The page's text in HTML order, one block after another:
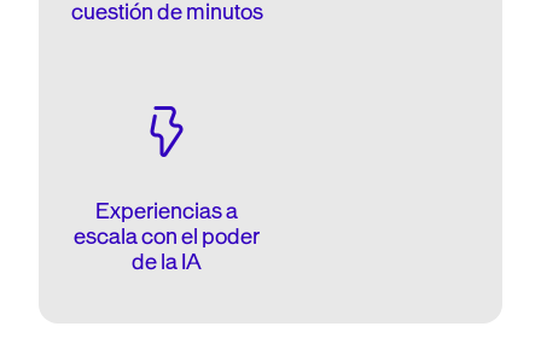
cuestión de minutos
Experiencias a
escala con el poder
de la IA